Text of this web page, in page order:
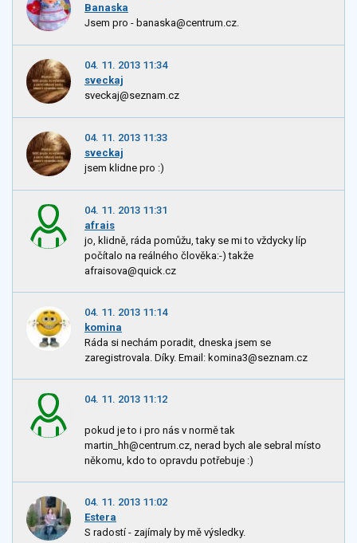
Banaska
Jsem pro - banaska@centrum.cz.
04. 11. 2013 11:34
sveckaj
sveckaj@seznam.cz
04. 11. 2013 11:33
sveckaj
jsem klidne pro :)
04. 11. 2013 11:31
afrais
jo, klidně, ráda pomůžu, taky se mi to vždycky líp
počítalo na reálného člověka:-) takže
afraisova@quick.cz
04. 11. 2013 11:14
komina
Ráda si nechám poradit, dneska jsem se
zaregistrovala. Díky. Email: komina3@seznam.cz
04. 11. 2013 11:12
pokud je to i pro nás v normě tak
martin_hh@centrum.cz, nerad bych ale sebral místo
někomu, kdo to opravdu potřebuje :)
04. 11. 2013 11:02
Estera
S radostí - zajímaly by mě výsledky.